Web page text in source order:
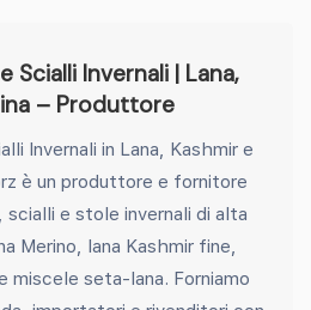
Scialli Invernali | Lana,
– Produttore
Invernali in Lana, Kashmir e
è un produttore e fornitore
scialli e stole invernali di alta
Merino, lana Kashmir fine,
miscele seta-lana. Forniamo